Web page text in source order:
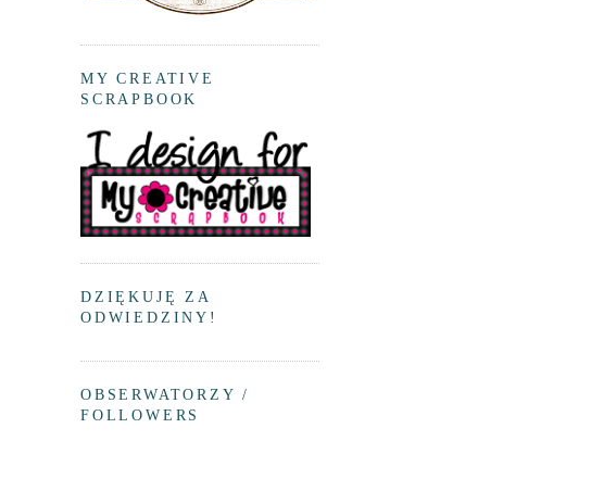
MY CREATIVE
SCRAPBOOK
DZIĘKUJĘ ZA
ODWIEDZINY!
OBSERWATORZY /
FOLLOWERS